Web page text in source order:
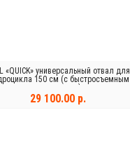
«QUICK» универсальный отвал для
150 см (с быстросъемным
механизмом)
29 100.00 р.